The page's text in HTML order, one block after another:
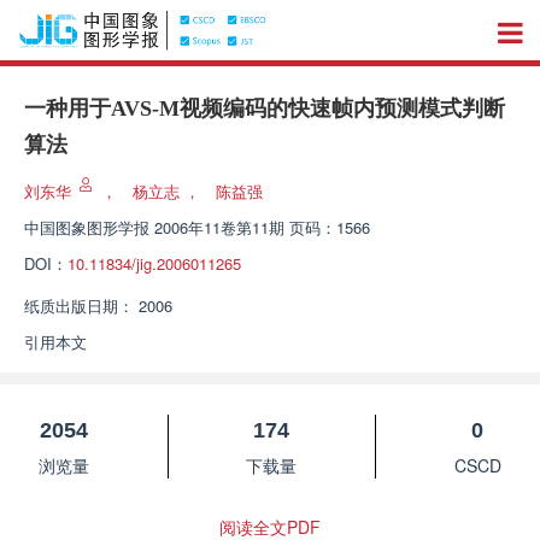
一种用于AVS-M视频编码的快速帧内预测模式判断
算法
刘东华 ， 杨立志 ，
陈益强
中国图象图形学报 2006年11卷第11期 页码：1566
DOI： 10.11834/jig.2006011265
纸质出版日期： 2006
引用本文
2054
浏览量
174
下载量
0
CSCD
阅读全文PDF